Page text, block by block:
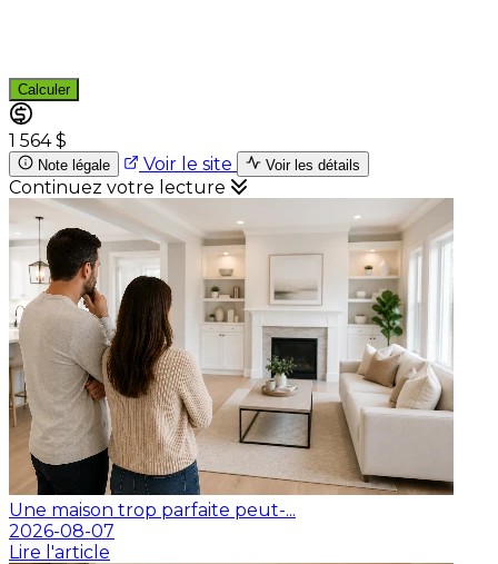
Calculer
1 564 $
Note légale Voir le site Voir les détails
Continuez votre lecture
Une maison trop parfaite peut-...
2026-08-07
Lire l'article